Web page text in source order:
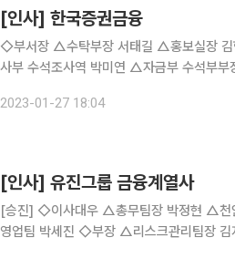
[인사] 한국증권금융
◇부서장 △수탁부장 서태길 △홍보실장 김형
사부 수석조사역 박미연 △자금부 수석부부장 장승범 ◇팀장 △광주지점장 강현식 △꿈나눔재단팀장 김미숙 △증
2023-01-27 18:04
[인사] 유진그룹 금융계열사
[승진] ◇이사대우 △총무팀장 박정현 △천안지점장 조미곤 △챔피언스라운지금융센터 PB1센터 이종숙 △광주WM센터 김주영 △법인
영업팀 박세진 ◇부장 △리스크관리팀장 김지훈 △채널관리팀장 권용식 △매매지원팀장 장호준 △파생솔루션3팀장 한새별 △울산지점